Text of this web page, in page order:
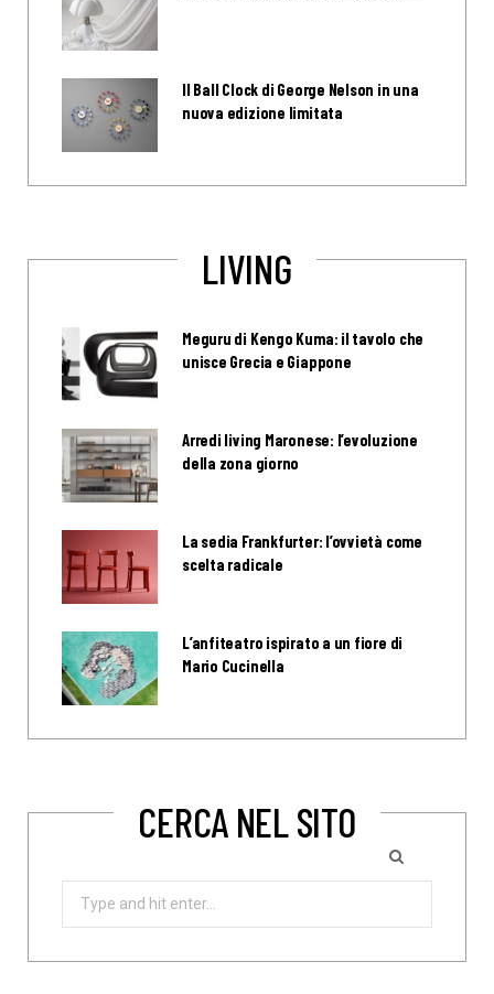
Il Ball Clock di George Nelson in una
nuova edizione limitata
LIVING
Meguru di Kengo Kuma: il tavolo che
unisce Grecia e Giappone
Arredi living Maronese: l’evoluzione
della zona giorno
La sedia Frankfurter: l’ovvietà come
scelta radicale
L’anfiteatro ispirato a un fiore di
Mario Cucinella
CERCA NEL SITO
Search